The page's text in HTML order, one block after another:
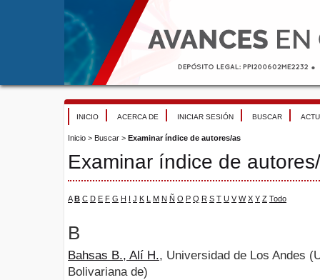
INICIO ACERCA DE INICIAR SESIÓN BUSCAR
Inicio > Buscar > Examinar índice de autores/as
Examinar índice de
A B C D E F G H I J K L M N Ñ O P Q R S T U V W X Y Z Todo
B
Bahsas B., Alí H., Universidad de Los Andes
Bolivariana de)